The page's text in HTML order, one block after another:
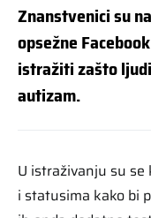
Znanstvenici su
opsežne
istražiti zašto
autizam.
U istraživanju su
i statusima kako bi